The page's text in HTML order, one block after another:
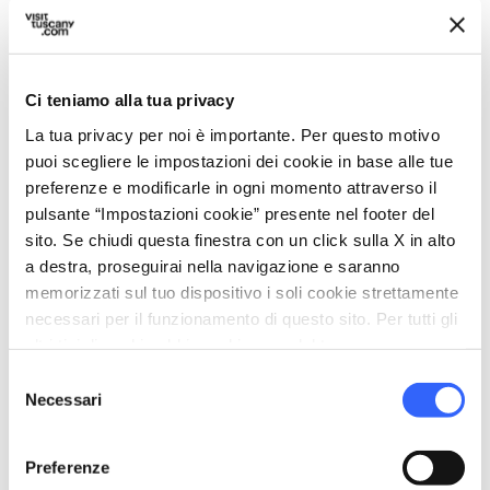
Ci teniamo alla tua privacy
La tua privacy per noi è importante. Per questo motivo
puoi scegliere le impostazioni dei cookie in base alle tue
preferenze e modificarle in ogni momento attraverso il
pulsante “Impostazioni cookie” presente nel footer del
sito. Se chiudi questa finestra con un click sulla X in alto
a destra, proseguirai nella navigazione e saranno
memorizzati sul tuo dispositivo i soli cookie strettamente
necessari per il funzionamento di questo sito. Per tutti gli
delNecessari
Preferenze
directions Indicazioni
Informazioni
home Dove
Lamporecchio
Via Santo Stefano, 4, 51035 Lamporecchio
PT, Italia